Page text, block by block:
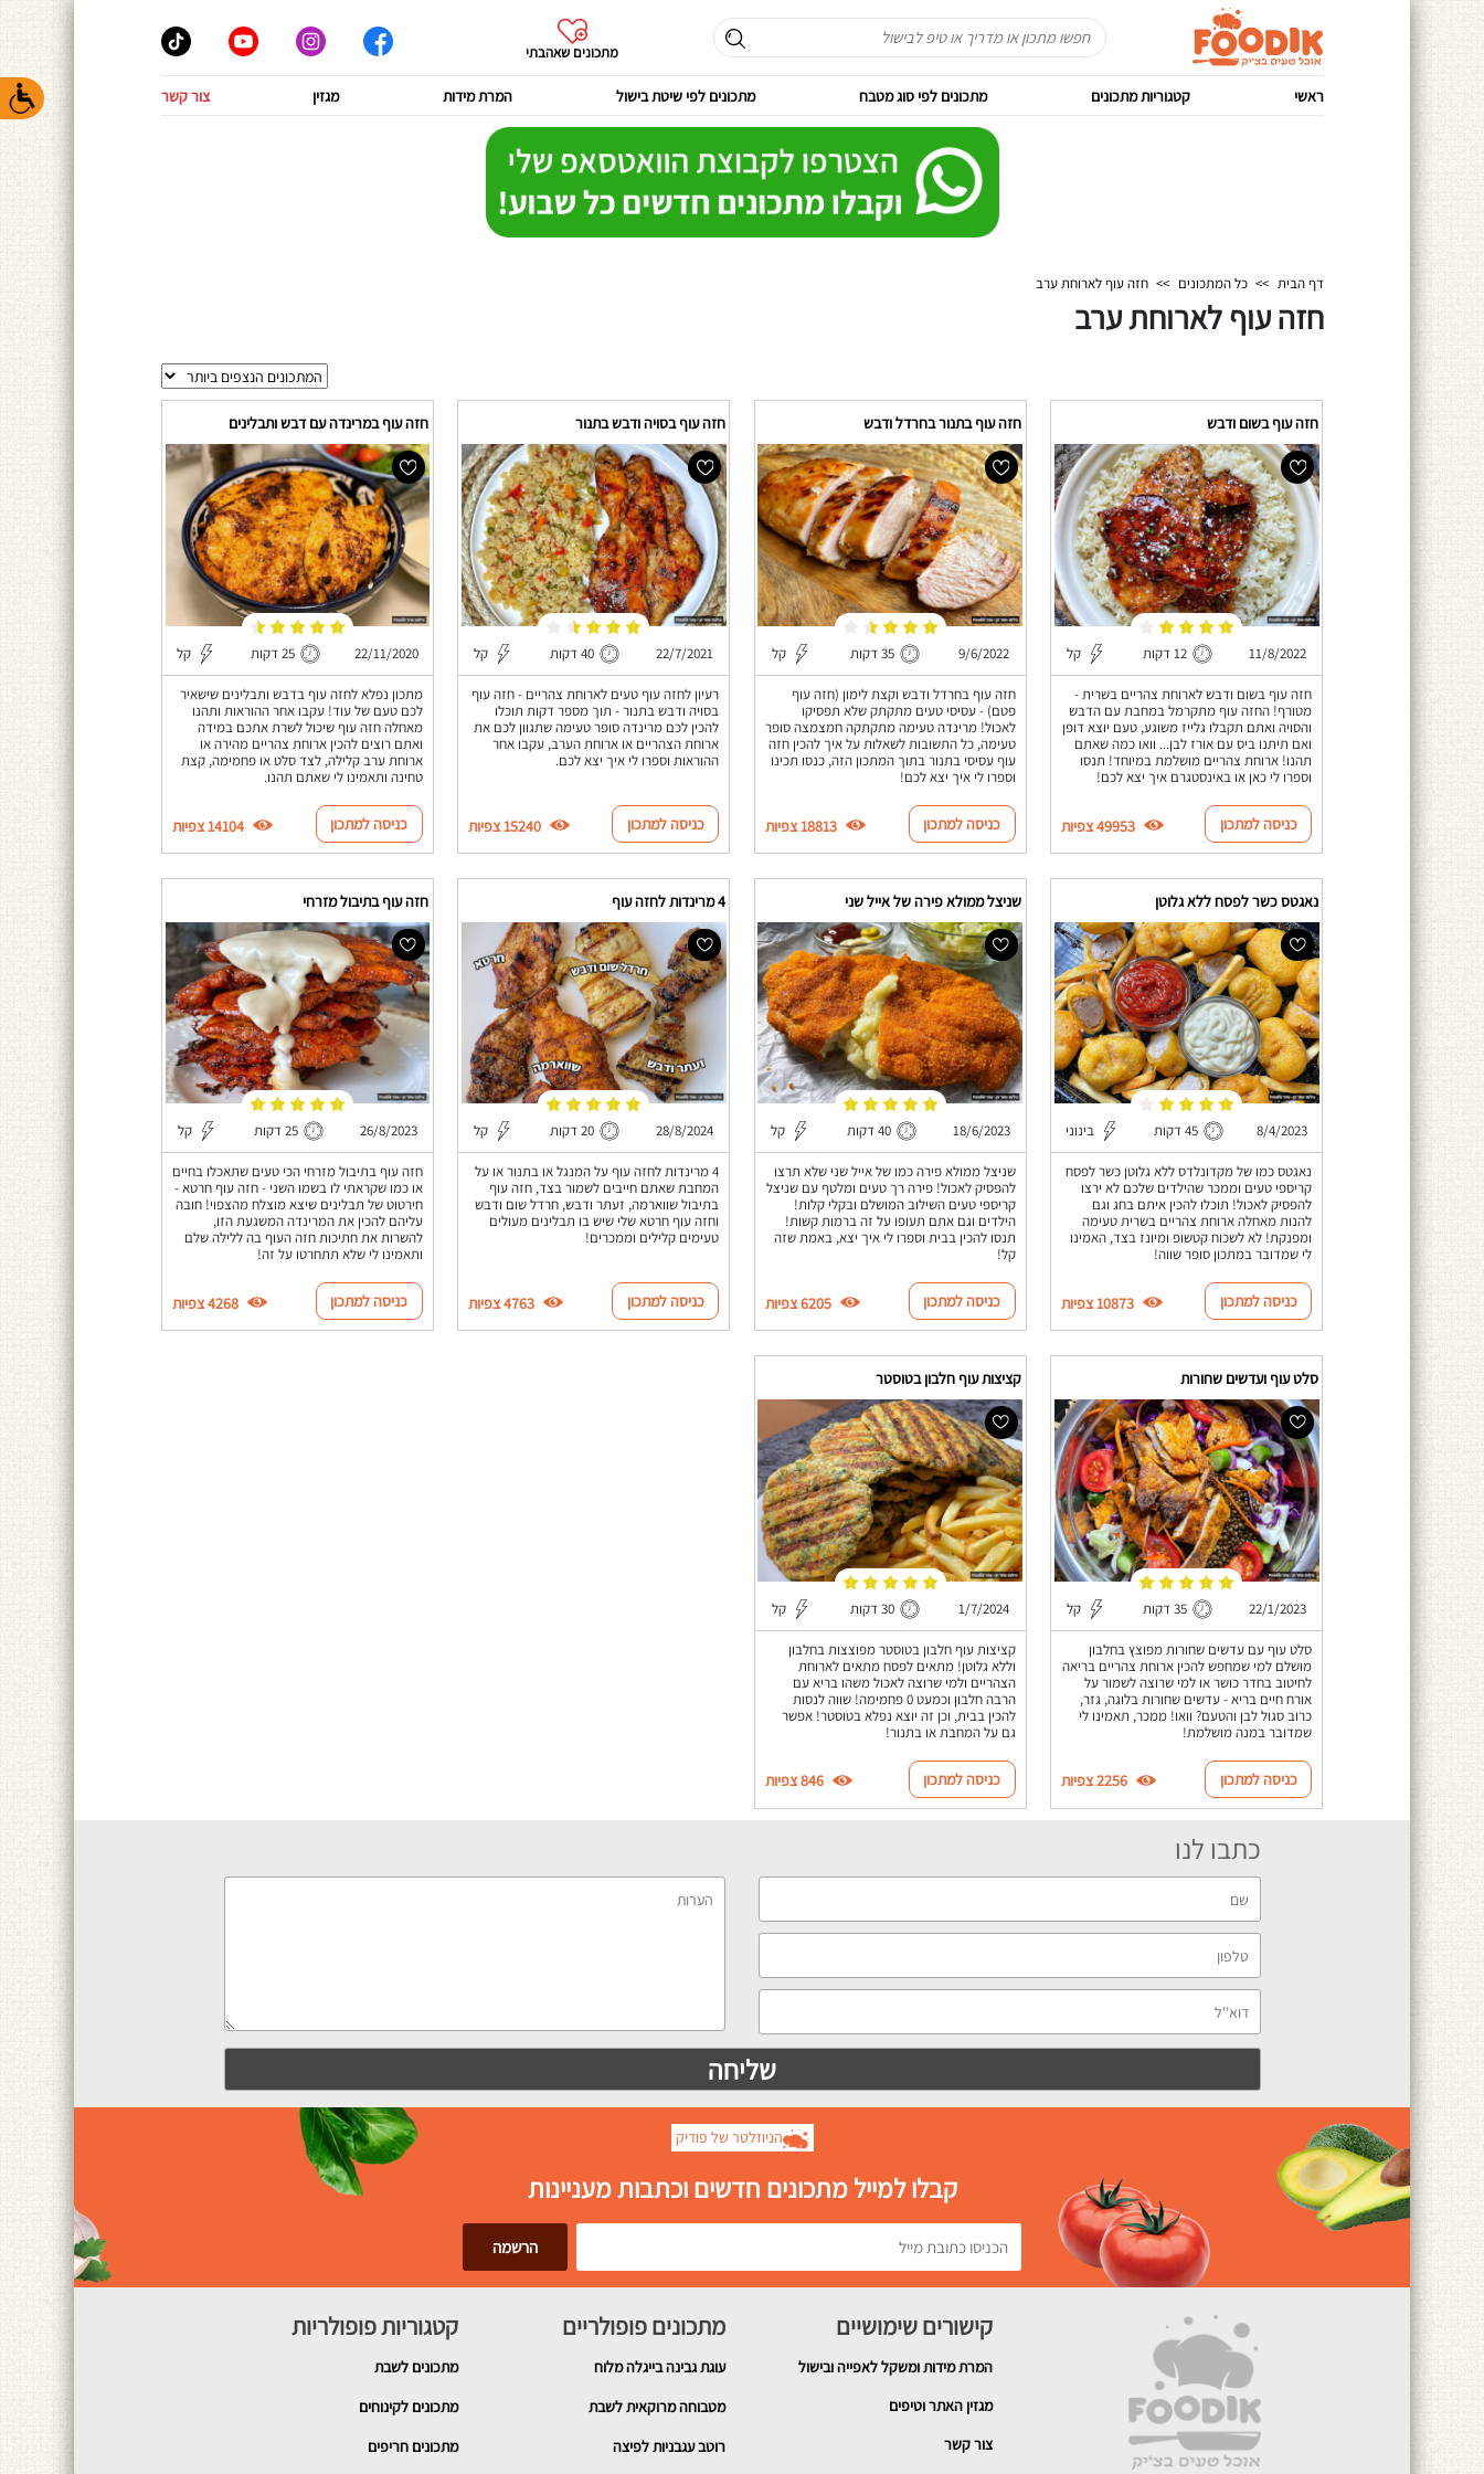
מתכונים שאהבתי
ראשי קטגוריות מתכונים מתכונים לפי סוג מטבח מתכונים לפי שיטת בישול המרת מידות מגזין צור קשר
דף הבית >> כל המתכונים >> חזה עוף לארוחת ערב
חזה עוף לארוחת ערב
חזה עוף בשום ודבש
11/8/2022 12 דקות קל
חזה עוף בשום ודבש לארוחת צהריים בשרית -
מטורף! החזה עוף מתקרמל במחבת עם הדבש
והסויה ואתם תקבלו גלייז משוגע, טעם יוצא דופן
ואם תיתנו ביס עם אורז לבן... וואו כמה שאתם
תהנו! ארוחת צהריים מושלמת במיוחד! תנסו
וספרו לי כאן או באינסטגרם איך יצא לכם!
כניסה למתכון 49953 צפיות
חזה עוף בתנור בחרדל ודבש
9/6/2022 35 דקות קל
חזה עוף בחרדל ודבש וקצת לימון (חזה עוף
פטם) - עסיסי טעים מתקתק שלא תפסיקו
לאכול! מרינדה טעימה מתקתקה חמצמצה סופר
טעימה, כל התשובות לשאלות על איך להכין חזה
עוף עסיסי בתנור בתוך המתכון הזה, כנסו תכינו
וספרו לי איך יצא לכם!
כניסה למתכון 18813 צפיות
חזה עוף בסויה ודבש בתנור
22/7/2021 40 דקות קל
רעיון לחזה עוף טעים לארוחת צהריים - חזה עוף
בסויה ודבש בתנור - תוך מספר דקות תוכלו
להכין לכם מרינדה סופר טעימה שתגוון לכם את
ארוחת הצהריים או ארוחת הערב, עקבו אחר
ההוראות וספרו לי איך יצא לכם.
כניסה למתכון 15240 צפיות
חזה עוף במרינדה עם דבש ותבלינים
22/11/2020 25 דקות קל
מתכון נפלא לחזה עוף בדבש ותבלינים שישאיר
לכם טעם של עוד! עקבו אחר ההוראות ותהנו
מאחלה חזה עוף שיכול לשרת אתכם במידה
ואתם רוצים להכין ארוחת צהריים מהירה או
ארוחת ערב קלילה, לצד סלט או פחמימה, קצת
טחינה ותאמינו לי שאתם תהנו.
כניסה למתכון 14104 צפיות
נאגטס כשר לפסח ללא גלוטן
8/4/2023 45 דקות בינוני
נאגטס כמו של מקדונלדס ללא גלוטן כשר לפסח
קריספי טעים וממכר שהילדים שלכם לא ירצו
להפסיק לאכול! תוכלו להכין איתם בחג וגם
להנות מאחלה ארוחת צהריים בשרית טעימה
ומפנקת! לא לשכוח קטשופ ומיונז בצד, האמינו
לי שמדובר במתכון סופר שווה!
כניסה למתכון 10873 צפיות
שניצל ממולא פירה של אייל שני
18/6/2023 40 דקות קל
שניצל ממולא פירה כמו של אייל שני שלא תרצו
להפסיק לאכול! פירה רך טעים ומלטף עם שניצל
קריספי טעים השילוב המושלם ובקלי קלות!
הילדים וגם אתם תעופו על זה ברמות קשות!
תנסו להכין בבית וספרו לי איך יצא, באמת שזה
קל!
כניסה למתכון 6205 צפיות
4 מרינדות לחזה עוף
28/8/2024 20 דקות קל
4 מרינדות לחזה עוף על המנגל או בתנור או על
המחבת שאתם חייבים לשמור בצד, חזה עוף
בתיבול שווארמה, זעתר ודבש, חרדל שום ודבש
וחזה עוף חרטא שלי שיש בו תבלינים מעולים
טעימים קלילים וממכרים!
כניסה למתכון 4763 צפיות
חזה עוף בתיבול מזרחי
26/8/2023 25 דקות קל
חזה עוף בתיבול מזרחי הכי טעים שתאכלו בחיים
או כמו שקראתי לו בשמו השני - חזה עוף חרטא -
חירטוט של תבלינים שיצא מוצלח מהצפוי! חובה
עליהם להכין את המרינדה המשגעת הזו,
להשרות את חתיכות חזה העוף בה ללילה שלם
ותאמינו לי שלא תתחרטו על זה!
כניסה למתכון 4268 צפיות
סלט עוף ועדשים שחורות
22/1/2023 35 דקות קל
סלט עוף עם עדשים שחורות מפוצץ בחלבון
מושלם למי שמחפש להכין ארוחת צהריים בריאה
לחיטוב בחדר כושר או למי שרוצה לשמור על
אורח חיים בריא - עדשים שחורות בלוגה, גזר,
כרוב סגול לבן והטעם? וואו! ממכר, תאמינו לי
שמדובר במנה מושלמת!
כניסה למתכון 2256 צפיות
קציצות עוף חלבון בטוסטר
1/7/2024 30 דקות קל
קציצות עוף חלבון בטוסטר מפוצצות בחלבון
וללא גלוטן! מתאים לפסח מתאים לארוחת
הצהריים ולמי שרוצה לאכול משהו בריא עם
הרבה חלבון וכמעט 0 פחמימה! שווה לנסות
להכין בבית, וכן זה יוצא נפלא בטוסטר! אפשר
גם על המחבת או בתנור!
כניסה למתכון 846 צפיות
כתבו לנו
הניוזלטר של פודיק
קבלו למייל מתכונים חדשים וכתבות מעניינות
קישורים שימושיים
המרת מידות ומשקל לאפייה ובישול
מגזין האתר וטיפים
צור קשר
מתכונים פופולריים
עוגת גבינה בייגלה מלוח
מטבוחה מרוקאית לשבת
רוטב עגבניות לפיצה
קטגוריות פופולריות
מתכונים לשבת
מתכונים לקינוחים
מתכונים חריפים